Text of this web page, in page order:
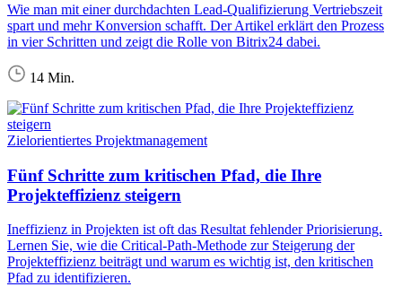
Wie man mit einer durchdachten Lead-Qualifizierung Vertriebszeit
spart und mehr Konversion schafft. Der Artikel erklärt den Prozess
in vier Schritten und zeigt die Rolle von Bitrix24 dabei.
14 Min.
Zielorientiertes Projektmanagement
Fünf Schritte zum kritischen Pfad, die Ihre
Projekteffizienz steigern
Ineffizienz in Projekten ist oft das Resultat fehlender Priorisierung.
Lernen Sie, wie die Critical-Path-Methode zur Steigerung der
Projekteffizienz beiträgt und warum es wichtig ist, den kritischen
Pfad zu identifizieren.